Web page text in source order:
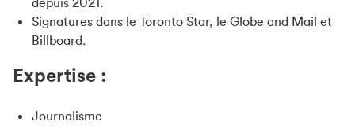
Signatures dans le Toronto Star, le Globe and Mail et
Billboard.
Expertise :
Journalisme